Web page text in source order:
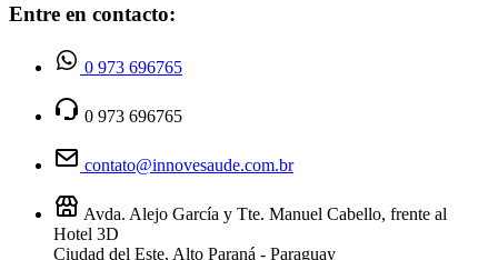
Entre en contacto:
0 973 696765
0 973 696765
contato@innovesaude.com.br
Avda. Alejo García y Tte. Manuel Cabello, frente al
Hotel 3D
Ciudad del Este, Alto Paraná - Paraguay